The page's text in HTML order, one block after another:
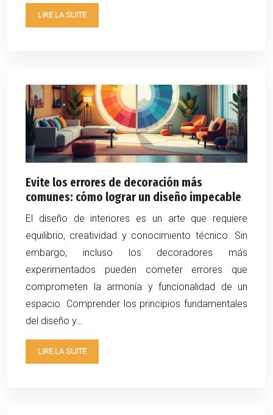
LIRE LA SUITE
Evite los errores de decoración más
comunes: cómo lograr un diseño impecable
El diseño de interiores es un arte que requiere
equilibrio, creatividad y conocimiento técnico. Sin
embargo, incluso los decoradores más
experimentados pueden cometer errores que
comprometen la armonía y funcionalidad de un
espacio. Comprender los principios fundamentales
del diseño y…
LIRE LA SUITE